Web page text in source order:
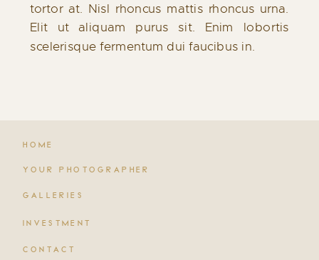
tortor at. Nisl rhoncus mattis rhoncus urna.
Elit ut aliquam purus sit. Enim lobortis
scelerisque fermentum dui faucibus in.
CONTACT
GALLERIES
INVESTMENT
YOUR PHOTOGRAPHER
HOME